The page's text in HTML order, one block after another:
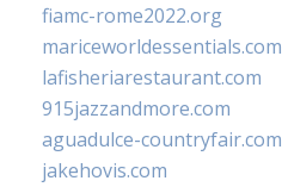
fiamc-rome2022.org
mariceworldessentials.com
lafisheriarestaurant.com
915jazzandmore.com
aguadulce-countryfair.com
jakehovis.com